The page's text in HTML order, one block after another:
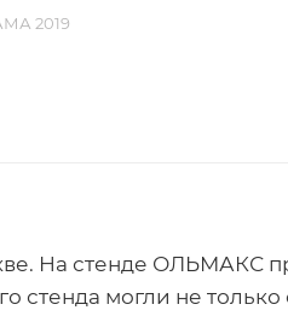
2019
На стенде ОЛЬМАКС
могли не